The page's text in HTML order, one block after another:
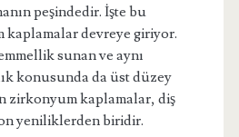
peşindedir. İşte bu
devreye giriyor.
sunan ve aynı
konusunda da üst düzey
zirkonyum kaplamalar, diş
yeniliklerden biridir.